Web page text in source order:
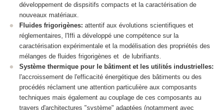
développement de dispsitifs compacts et la caractérisation de
nouveaux matériaux.
Fluides frigorigènes: attentif aux évolutions scientifiques et
réglementaires, l'Iffi a développé une compétence sur la
caractérisation expérimentale et la modélisation des propriétés des
mélanges de fluides frigorigènes et de lubrifiants.
Système thermique pour le bâtiment et les utilités industrielles:
l'accroissement de l'efficacité énergétique des bâtiments ou des
procédés réclament une attention particulière aux composants
techniques mais également au couplage de ces composants au
travers d'architectures "système" adaptées (notamment avec